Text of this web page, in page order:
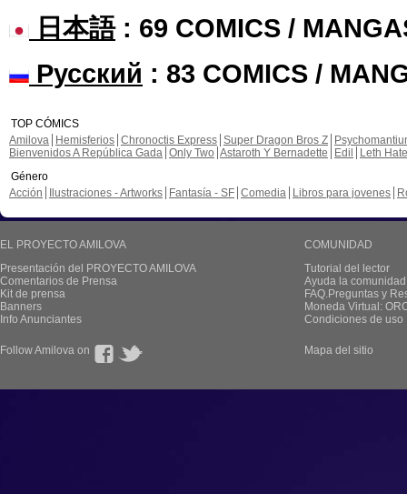
日本語: 69 COMICS /
Русский : 83 COMICS /
TOP CÓMICS
Amilova
Hemisferios Chronoctis Express Super Dragon Bros Z
Bienvenidos A República Gada Only Two Astaroth Y Bernadette Edil
Leth Hate
Género
Acción
Ilustraciones - Artworks Fantasía - SF Comedia Libros para jovenes
EL PROYECTO AMILOVA
Presentación del PROYECTO AMILOVA
Comentarios de Prensa
Kit de prensa
Banners
Info Anunciantes
COMUNIDAD
Tutorial del lector
Ayuda la
FAQ.Preguntas y
Moneda Virtual:
Condiciones de uso
Follow Amilova on Mapa del sitio